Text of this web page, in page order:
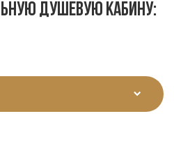
душевую кабину: